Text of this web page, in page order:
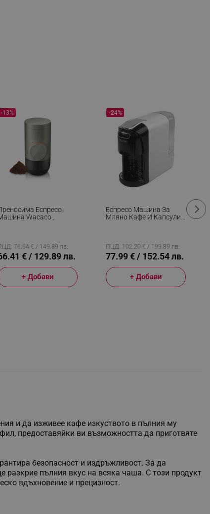
Еспресо
Wacaco
Мл, 18 Bar, Мляно
Портафилтри,
Сив/Черен
-13%
76.64 € / 149.89 лв.
€ / 129.89 лв.
+ Добави
Еспресо Машина За
Мляно Кафе И Капсули
Черен
-24%
ПЦД: 102.20 € / 199.89 лв.
77.99 € / 152.54 лв.
+ Добави
и да изживее кафе изкуството в пълния му
предоставяйки ви възможността да приготвяте
безопасност и издръжливост. За да
разкрие пълния вкус на всяка чаша. С този продукт
вдъхновение и прецизност.